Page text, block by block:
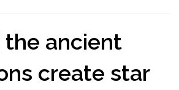
ancient
create star